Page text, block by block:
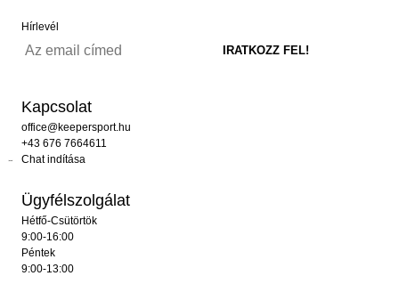
Hírlevél
Kapcsolat
office@keepersport.hu
+43 676 7664611
Chat indítása
Ügyfélszolgálat
Hétfő-Csütörtök
9:00-16:00
Péntek
9:00-13:00